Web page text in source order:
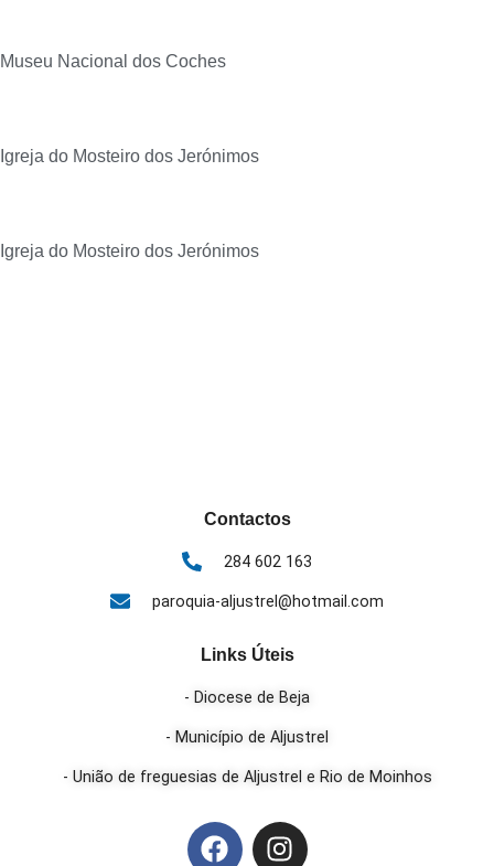
Museu Nacional dos Coches
Igreja do Mosteiro dos Jerónimos
Igreja do Mosteiro dos Jerónimos
Contactos
284 602 163
paroquia-aljustrel@hotmail.com
Links Úteis
- Diocese de Beja
- Município de Aljustrel
- União de freguesias de Aljustrel e Rio de Moinhos